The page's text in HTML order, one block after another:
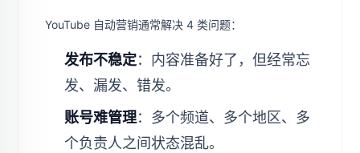
YouTube 自动营销通常解决 4 类问题：
发布不稳定：内容准备好了，但经常忘
发、漏发、错发。
账号难管理：多个频道、多个地区、多
个负责人之间状态混乱。